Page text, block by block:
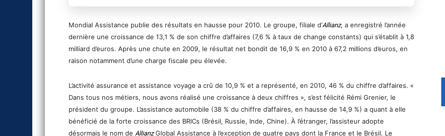
Mondial Assistance publie des résultats en hausse pour 2010. Le groupe, filiale d’Allianz, a enregistré l’année
dernière une croissance de 13,1 % de son chiffre d’affaires (7,6 % à taux de change constants) qui s’établit à 1,8
milliard d’euros. Après une chute en 2009, le résultat net bondit de 16,9 % en 2010 à 67,2 millions d’euros, en
raison notamment d’une charge fiscale peu élevée.
L’activité assurance et assistance voyage a crû de 10,9 % et a représenté, en 2010, 46 % du chiffre d’affaires. «
Dans tous nos métiers, nous avons réalisé une croissance à deux chiffres », s’est félicité Rémi Grenier, le
président du groupe. L’assistance automobile (38 % du chiffre d’affaires, en hausse de 14,9 %) a quant à elle
bénéficié de la forte croissance des BRICs (Brésil, Russie, Inde, Chine). À l’étranger, l’assisteur adopte
désormais le nom de AllianzGlobal Assistance à l’exception de quatre pays dont la France et le Brésil. Le